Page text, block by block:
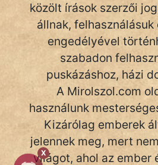
X
Hoffer Botond
szemfüles
közölt írások szerzői
állnak, felhasználásuk
engedélyével
szabadon
puskázáshoz, házi
A Mirolszol.com
használunk
Kizárólag emberek
jelennek meg, mert
világot, ahol az ember